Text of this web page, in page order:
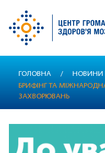
основного
ГОЛОВНА / НОВИНИ
БРИФІНГ ТА
ЗАХВОРЮВАНЬ